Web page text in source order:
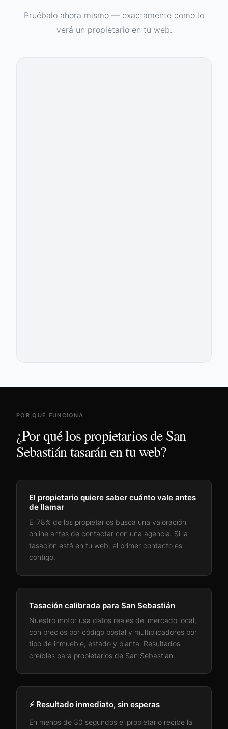
Pruébalo ahora mismo — exactamente como lo
verá un propietario en tu web.
POR QUÉ FUNCIONA
¿Por qué los propietarios deSan
Sebastiántasarán en tu web?
El propietario quiere saber cuánto vale antes
de llamar
El 78% de los propietarios busca una valoración
online antes de contactar con una agencia. Si la
tasación está en tu web, el primer contacto es
contigo.
Tasación calibrada para San Sebastián
Nuestro motor usa datos reales del mercado local,
con precios por código postal y multiplicadores por
tipo de inmueble, estado y planta. Resultados
creíbles para propietarios de San Sebastián
⚡ Resultado inmediato, sin esperas
En menos de 30 segundos el propietario recibe la